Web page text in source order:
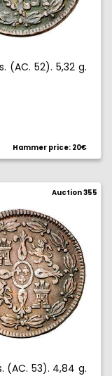
(AC. 52). 5,32 g.
Hammer price: 20€
Auction 355
(AC. 53). 4,84 g.